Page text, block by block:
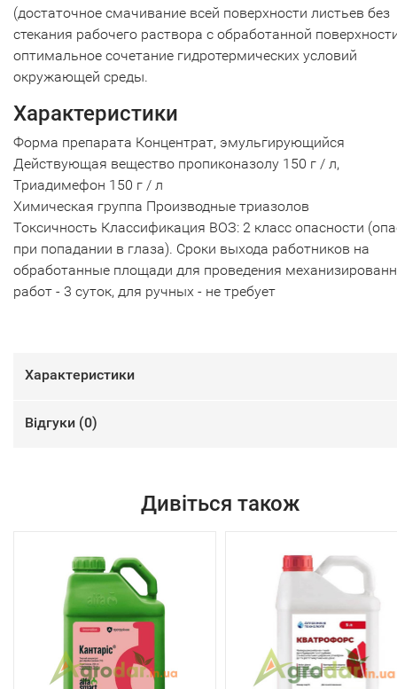
(достаточное смачивание всей поверхности листьев без
стекания рабочего раствора с обработанной
оптимальное сочетание гидротермических условий
окружающей среды.
Характеристики
Форма препарата Концентрат, эмульгирующийся
Действующая вещество пропиконазолу 150 г / л,
Триадимефон 150 г / л
Химическая группа Производные триазолов
Токсичность Классификация ВОЗ: 2 класс опасности
при попадании в глаза). Сроки выхода работников на
обработанные площади для проведения
работ - 3 суток, для ручных - не требует
Характеристики
Відгуки (0)
Дивіться також